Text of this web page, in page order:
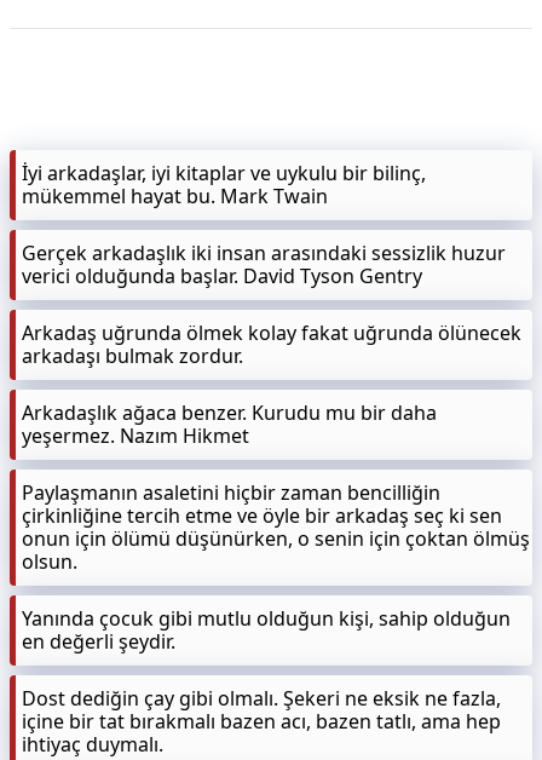
İyi arkadaşlar, iyi kitaplar ve uykulu bir bilinç,
mükemmel hayat bu. Mark Twain
Gerçek arkadaşlık iki insan arasındaki sessizlik huzur
verici olduğunda başlar. David Tyson Gentry
Arkadaş uğrunda ölmek kolay fakat uğrunda ölünecek
arkadaşı bulmak zordur.
Arkadaşlık ağaca benzer. Kurudu mu bir daha
yeşermez. Nazım Hikmet
Paylaşmanın asaletini hiçbir zaman bencilliğin
çirkinliğine tercih etme ve öyle bir arkadaş seç ki sen
onun için ölümü düşünürken, o senin için çoktan ölmüş
olsun.
Yanında çocuk gibi mutlu olduğun kişi, sahip olduğun
en değerli şeydir.
Dost dediğin çay gibi olmalı. Şekeri ne eksik ne fazla,
içine bir tat bırakmalı bazen acı, bazen tatlı, ama hep
ihtiyaç duymalı.